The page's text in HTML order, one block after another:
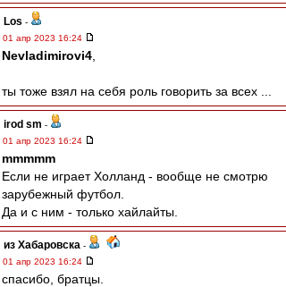
Los -
01 апр 2023 16:24
Nevladimirovi4
ты тоже взял на себя роль говорить за всех ...
irod sm -
01 апр 2023 16:24
mmmmm
Если не играет Холланд - вообще не смотрю
зарубежный футбол.
Да и с ним - только хайлайты.
из Хабаровска -
01 апр 2023 16:24
спасибо, братцы.